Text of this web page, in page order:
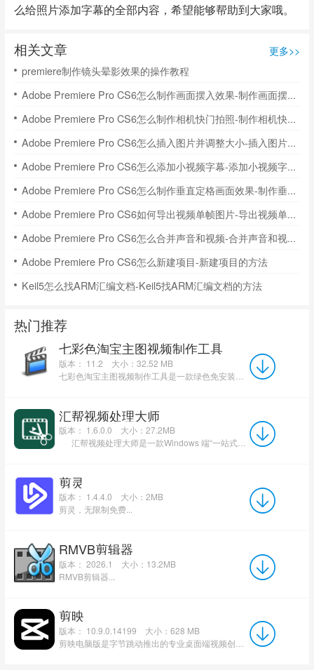
么给照片添加字幕的全部内容，希望能够帮助到大家哦。
相关文章
更多>>
premiere制作镜头晕影效果的操作教程
Adobe Premiere Pro CS6怎么制作画面摆入效果-制作画面摆入效果方法
Adobe Premiere Pro CS6怎么制作相机快门拍照-制作相机快门拍照的方法
Adobe Premiere Pro CS6怎么插入图片并调整大小-插入图片调整大小的方法
Adobe Premiere Pro CS6怎么添加小视频字幕-添加小视频字幕的方法
Adobe Premiere Pro CS6怎么制作垂直定格画面效果-制作垂直定格画面效果的方法
Adobe Premiere Pro CS6如何导出视频单帧图片-导出视频单帧图片的方法
Adobe Premiere Pro CS6怎么合并声音和视频-合并声音和视频的方法
Adobe Premiere Pro CS6怎么新建项目-新建项目的方法
Keil5怎么找ARM汇编文档-Keil5找ARM汇编文档的方法
热门推荐
七彩色淘宝主图视频制作工具
版本： 11.2
大小：32.52 MB
汇帮视频处理大师
版本： 1.6.0.0
大小：27.2MB
剪灵
版本： 1.4.4.0
大小：2MB
剪灵，无限制免费...
RMVB剪辑器
版本： 2026.1
大小：13.2MB
RMVB剪辑器...
剪映
版本： 10.9.0.14199
大小：628 MB